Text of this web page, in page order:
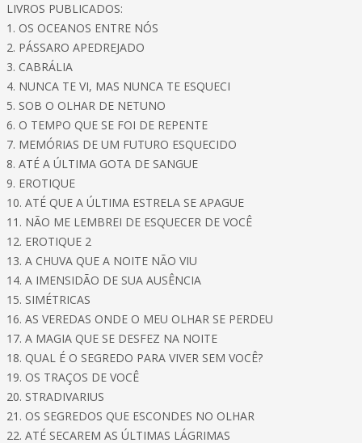
LIVROS PUBLICADOS:
1. OS OCEANOS ENTRE NÓS
2. PÁSSARO APEDREJADO
3. CABRÁLIA
4. NUNCA TE VI, MAS NUNCA TE ESQUECI
5. SOB O OLHAR DE NETUNO
6. O TEMPO QUE SE FOI DE REPENTE
7. MEMÓRIAS DE UM FUTURO ESQUECIDO
8. ATÉ A ÚLTIMA GOTA DE SANGUE
9. EROTIQUE
10. ATÉ QUE A ÚLTIMA ESTRELA SE APAGUE
11. NÃO ME LEMBREI DE ESQUECER DE VOCÊ
12. EROTIQUE 2
13. A CHUVA QUE A NOITE NÃO VIU
14. A IMENSIDÃO DE SUA AUSÊNCIA
15. SIMÉTRICAS
16. AS VEREDAS ONDE O MEU OLHAR SE PERDEU
17. A MAGIA QUE SE DESFEZ NA NOITE
18. QUAL É O SEGREDO PARA VIVER SEM VOCÊ?
19. OS TRAÇOS DE VOCÊ
20. STRADIVARIUS
21. OS SEGREDOS QUE ESCONDES NO OLHAR
22. ATÉ SECAREM AS ÚLTIMAS LÁGRIMAS